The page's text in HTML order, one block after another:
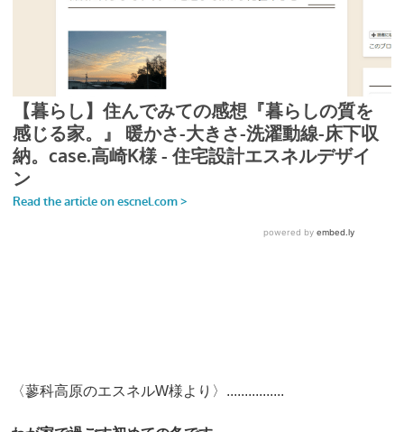
〈蓼科高原のエスネルW様より〉................